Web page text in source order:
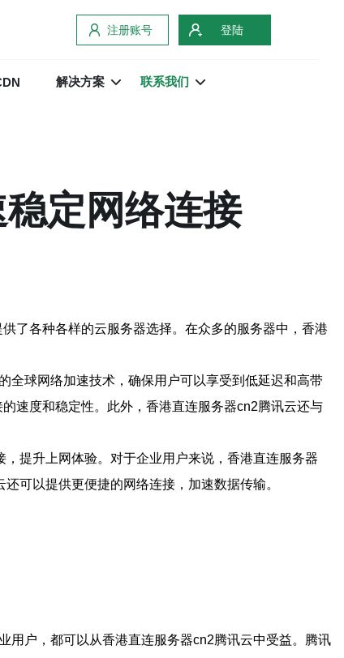
注册账号 登陆
解决方案 联系我们
定网络连接
了各种各样的云服务器选择。在众多的服务器中，香港
全球网络加速技术，确保用户可以享受到低延迟和高带
速度和稳定性。此外，香港直连服务器cn2腾讯云还与
提升上网体验。对于企业用户来说，香港直连服务器
可以提供更便捷的网络连接，加速数据传输。
用户，都可以从香港直连服务器cn2腾讯云中受益。腾讯